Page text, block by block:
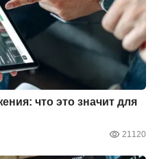
что это значит для
21120